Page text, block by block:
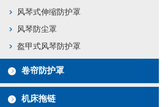
风琴式伸缩防护罩
风琴防尘罩
盔甲式风琴防护罩
卷帘防护罩
机床拖链